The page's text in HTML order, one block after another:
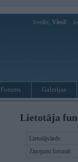
Sveiks, Viesi!
Forums Galerijas
Lietotāja
Lietotājvārds:
Ziņojumi forumā: